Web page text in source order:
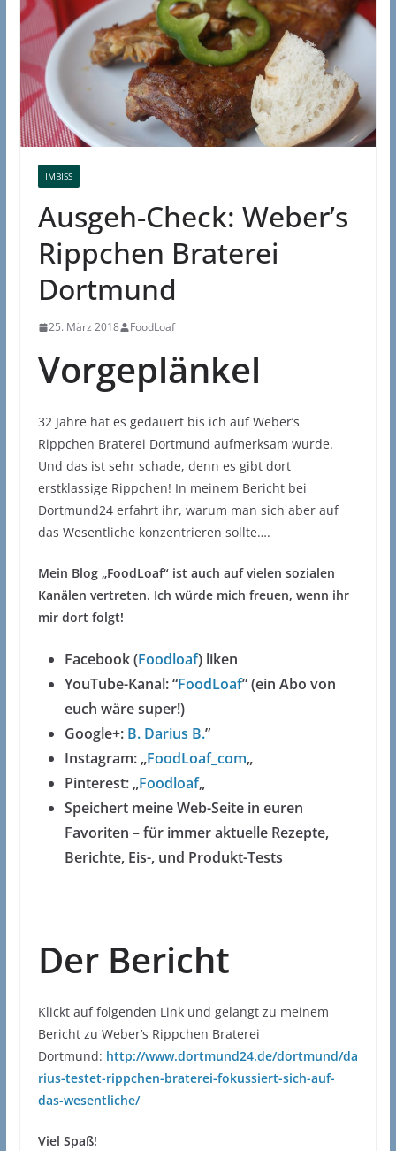
IMBISS
Ausgeh-Check: Weber’s
Rippchen Braterei
Dortmund
25. März 2018 FoodLoaf
Vorgeplänkel
32 Jahre hat es gedauert bis ich auf Weber’s
Rippchen Braterei Dortmund aufmerksam wurde.
Und das ist sehr schade, denn es gibt dort
erstklassige Rippchen! In meinem Bericht bei
Dortmund24 erfahrt ihr, warum man sich aber auf
das Wesentliche konzentrieren sollte….
Mein Blog „FoodLoaf“ ist auch auf vielen sozialen
Kanälen vertreten. Ich würde mich freuen, wenn ihr
mir dort folgt!
Facebook (Foodloaf) liken
YouTube-Kanal: “FoodLoaf” (ein Abo von
euch wäre super!)
Google+: B. Darius B.”
Instagram: „FoodLoaf_com„
Pinterest: „Foodloaf„
Speichert meine Web-Seite in euren
Favoriten – für immer aktuelle Rezepte,
Berichte, Eis-, und Produkt-Tests
Der Bericht
Klickt auf folgenden Link und gelangt zu meinem
Bericht zu Weber’s Rippchen Braterei
Dortmund: http://www.dortmund24.de/dortmund/da
rius-testet-rippchen-braterei-fokussiert-sich-auf-
das-wesentliche/
Viel Spaß!